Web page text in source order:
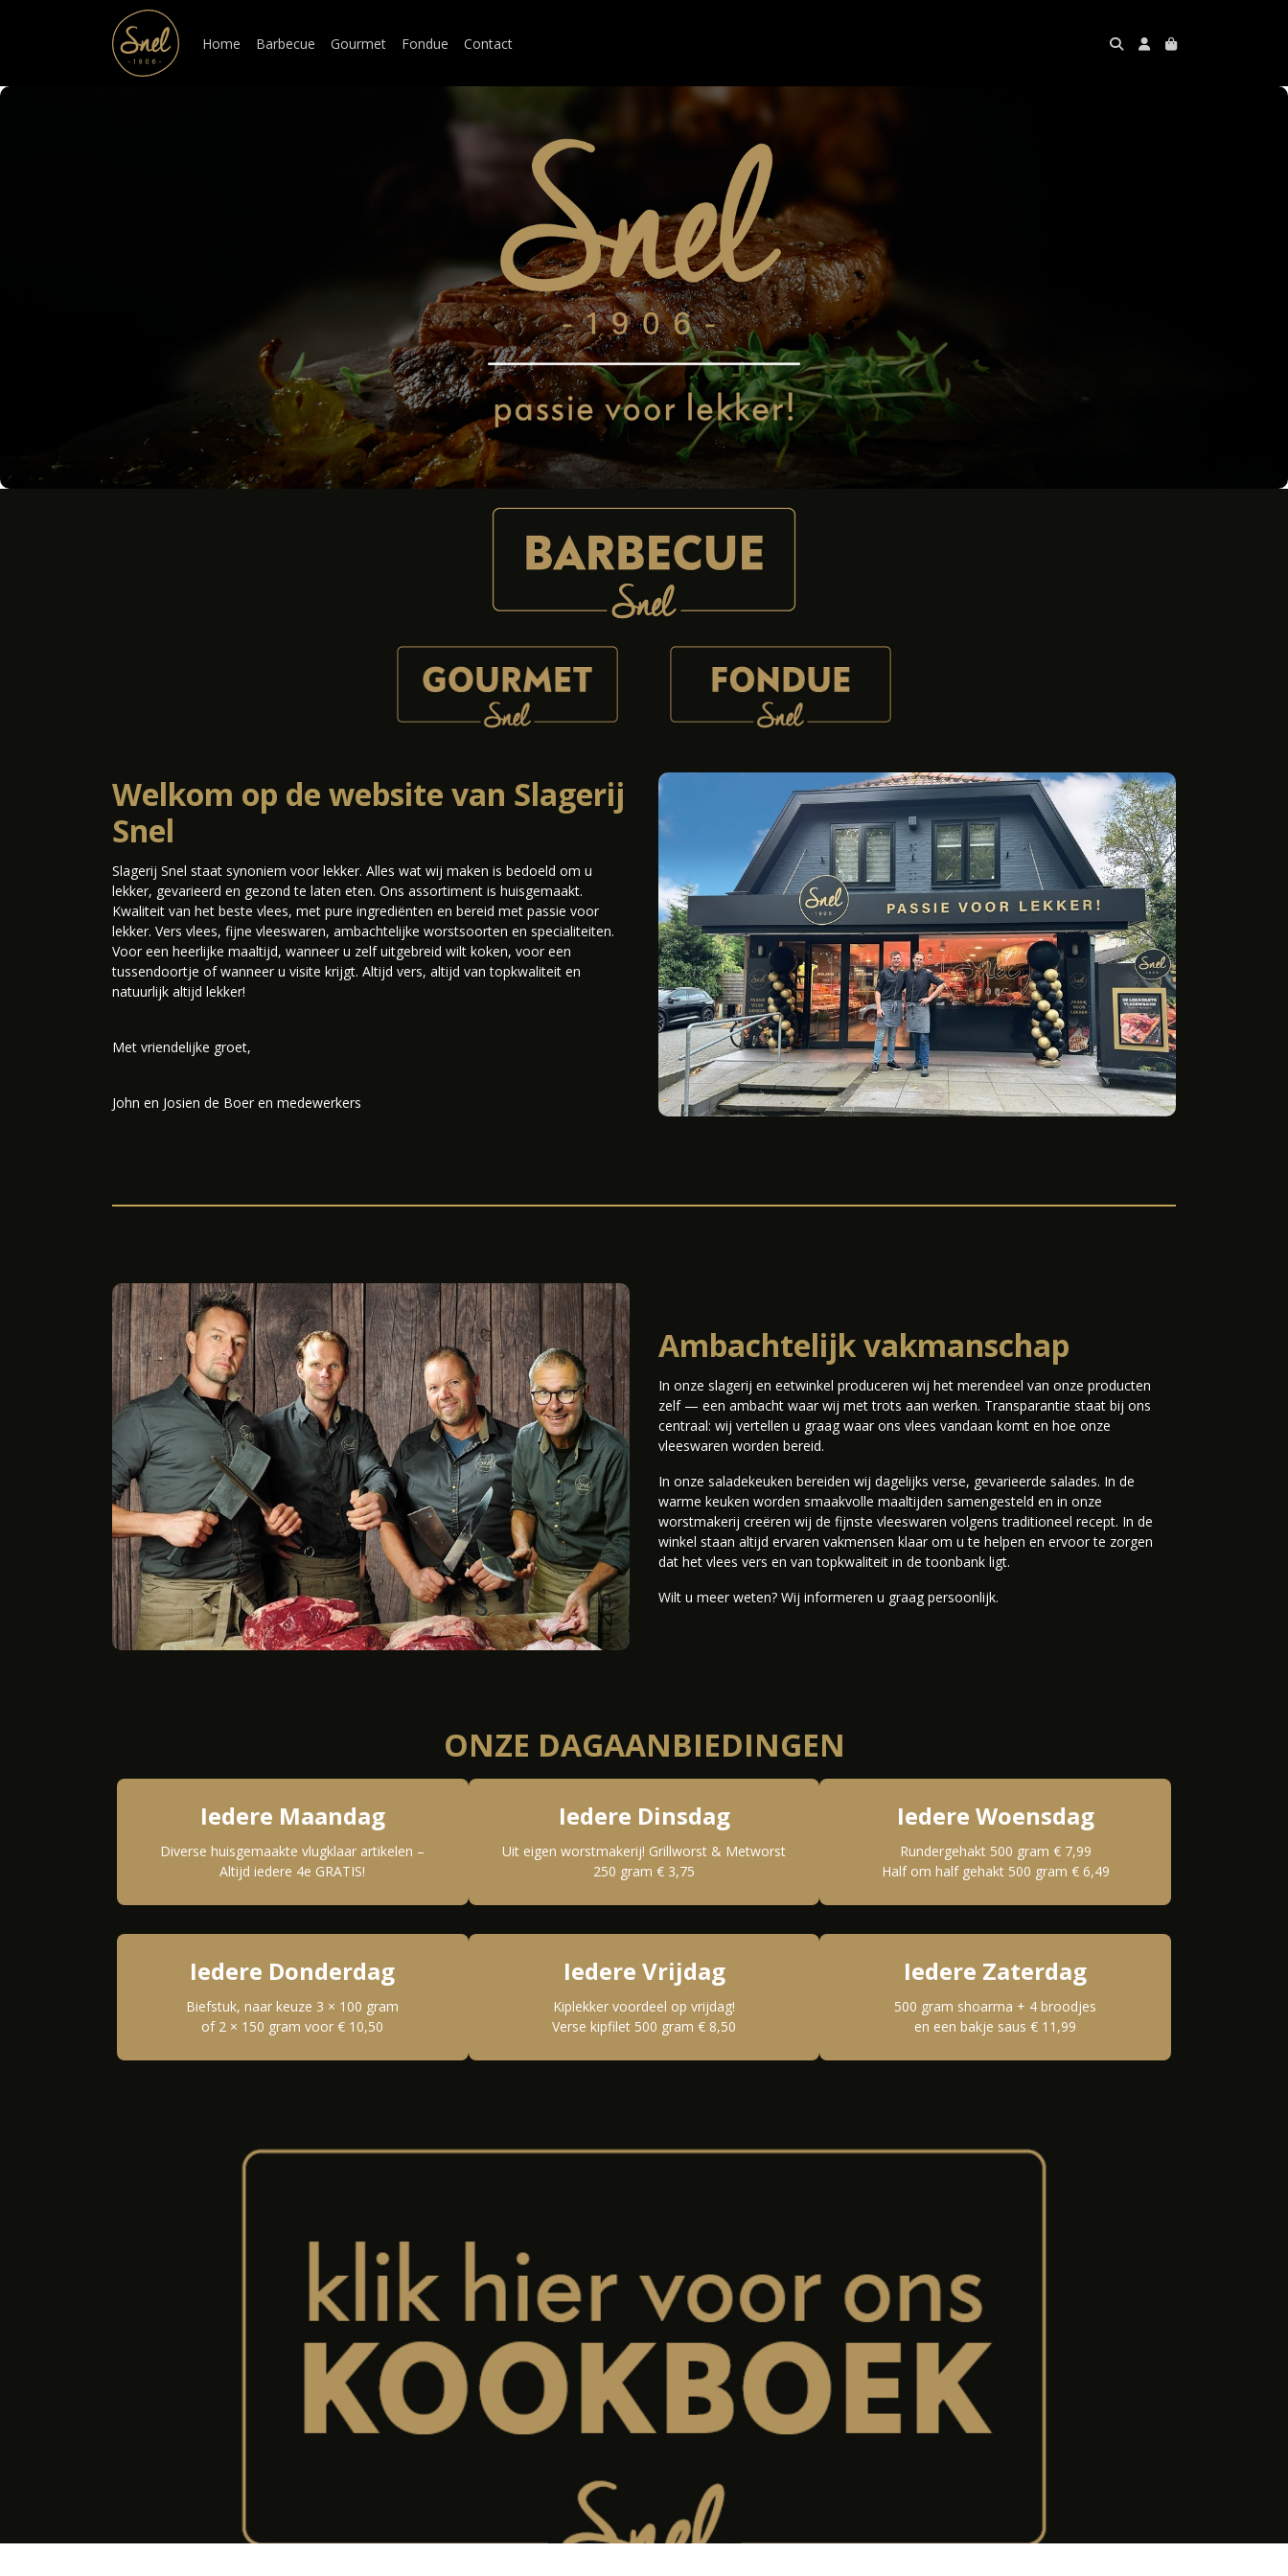
Home Barbecue Gourmet Fondue Contact
Welkom op de website van Slagerij
Snel
Slagerij Snel staat synoniem voor lekker. Alles wat wij maken is bedoeld om u
lekker, gevarieerd en gezond te laten eten. Ons assortiment is huisgemaakt.
Kwaliteit van het beste vlees, met pure ingrediënten en bereid met passie voor
lekker. Vers vlees, fijne vleeswaren, ambachtelijke worstsoorten en specialiteiten.
Voor een heerlijke maaltijd, wanneer u zelf uitgebreid wilt koken, voor een
tussendoortje of wanneer u visite krijgt. Altijd vers, altijd van topkwaliteit en
natuurlijk altijd lekker!
Met vriendelijke groet,
John en Josien de Boer en medewerkers
Ambachtelijk vakmanschap
In onze slagerij en eetwinkel produceren wij het merendeel van onze producten
zelf — een ambacht waar wij met trots aan werken. Transparantie staat bij ons
centraal: wij vertellen u graag waar ons vlees vandaan komt en hoe onze
vleeswaren worden bereid.
In onze saladekeuken bereiden wij dagelijks verse, gevarieerde salades. In de
warme keuken worden smaakvolle maaltijden samengesteld en in onze
worstmakerij creëren wij de fijnste vleeswaren volgens traditioneel recept. In de
winkel staan altijd ervaren vakmensen klaar om u te helpen en ervoor te zorgen
dat het vlees vers en van topkwaliteit in de toonbank ligt.
Wilt u meer weten? Wij informeren u graag persoonlijk.
ONZE DAGAANBIEDINGEN
Iedere Maandag
Diverse huisgemaakte vlugklaar artikelen –
Altijd iedere 4e GRATIS!
Iedere Dinsdag
Uit eigen worstmakerij! Grillworst & Metworst
250 gram € 3,75
Iedere Woensdag
Rundergehakt 500 gram € 7,99
Half om half gehakt 500 gram € 6,49
Iedere Donderdag
Biefstuk, naar keuze 3 × 100 gram
of 2 × 150 gram voor € 10,50
Iedere Vrijdag
Kiplekker voordeel op vrijdag!
Verse kipfilet 500 gram € 8,50
Iedere Zaterdag
500 gram shoarma + 4 broodjes
en een bakje saus € 11,99